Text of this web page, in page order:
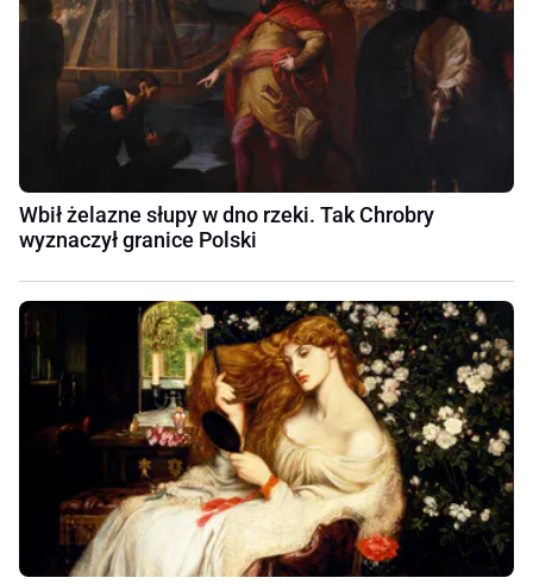
Wbił żelazne słupy w dno rzeki. Tak Chrobry
wyznaczył granice Polski